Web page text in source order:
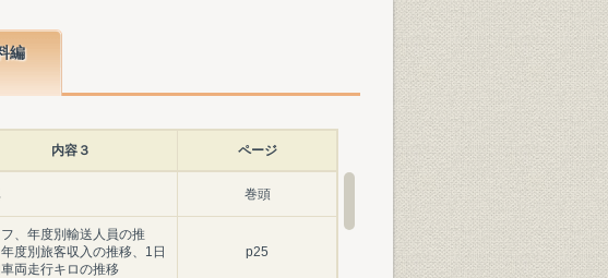
編
内容３ ページ
巻頭
、年度別輸送人員の推
度別旅客収入の推移、1日
両走行キロの推移
p25